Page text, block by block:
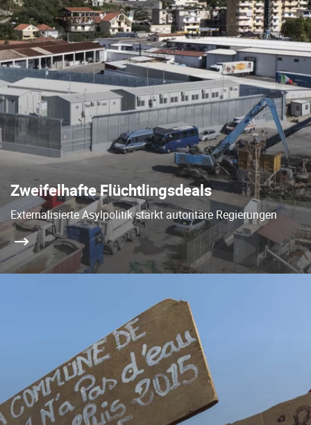
Zweifelhafte Flüchtlingsdeals
Externalisierte Asylpolitik stärkt autoritäre Regierungen